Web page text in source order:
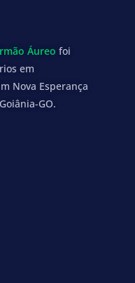
Áureo foi
em
Nova Esperança
GO.